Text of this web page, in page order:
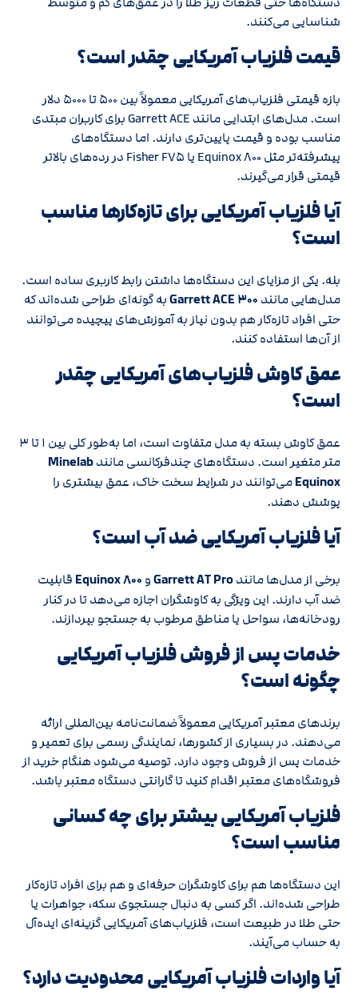
شناسایی می‌کنند.
قیمت فلزیاب آمریکایی چقدر است؟
بازه قیمتی فلزیاب‌های آمریکایی معمولاً بین ۵۰۰ تا ۵۰۰۰ دلار
است. مدل‌های ابتدایی مانند Garrett ACE برای کاربران مبتدی
مناسب بوده و قیمت پایین‌تری دارند. اما دستگاه‌های
پیشرفته‌تر مثل Equinox ۸۰۰ یا Fisher F۷۵ در رده‌های بالاتر
قیمتی قرار می‌گیرند.
آیا فلزیاب آمریکایی برای تازه‌کارها مناسب
است؟
بله. یکی از مزایای این دستگاه‌ها داشتن رابط کاربری ساده است.
مدل‌هایی مانند Garrett ACE ۳۰۰به گونه‌ای طراحی شده‌اند که
حتی افراد تازه‌کار هم بدون نیاز به آموزش‌های پیچیده می‌توانند
از آن‌ها استفاده کنند.
عمق کاوش فلزیاب‌های آمریکایی چقدر
است؟
عمق کاوش بسته به مدل متفاوت است، اما به‌طور کلی بین ۱ تا ۳
متر متغیر است. دستگاه‌های چندفرکانسی مانندMinelab
Equinox می‌توانند در شرایط سخت خاک، عمق بیشتری را
پوشش دهند.
آیا فلزیاب آمریکایی ضد آب است؟
برخی از مدل‌ها مانندGarrett AT Proو Equinox ۸۰۰ قابلیت
ضد آب دارند. این ویژگی به کاوشگران اجازه می‌دهد تا در کنار
رودخانه‌ها، سواحل یا مناطق مرطوب به جستجو بپردازند.
خدمات پس از فروش فلزیاب آمریکایی
چگونه است؟
برندهای معتبر آمریکایی معمولاً ضمانت‌نامه بین‌المللی ارائه
می‌دهند. در بسیاری از کشورها، نمایندگی رسمی برای تعمیر و
خدمات پس از فروش وجود دارد. توصیه می‌شود هنگام خرید از
فروشگاه‌های معتبر اقدام کنید تا گارانتی دستگاه معتبر باشد.
فلزیاب آمریکایی بیشتر برای چه کسانی
مناسب است؟
این دستگاه‌ها هم برای کاوشگران حرفه‌ای و هم برای افراد تازه‌کار
طراحی شده‌اند. اگر کسی به دنبال جستجوی سکه، جواهرات یا
حتی طلا در طبیعت است، فلزیاب‌های آمریکایی گزینه‌ای ایده‌آل
به حساب می‌آیند.
آیا واردات فلزیاب آمریکایی محدودیت دارد؟